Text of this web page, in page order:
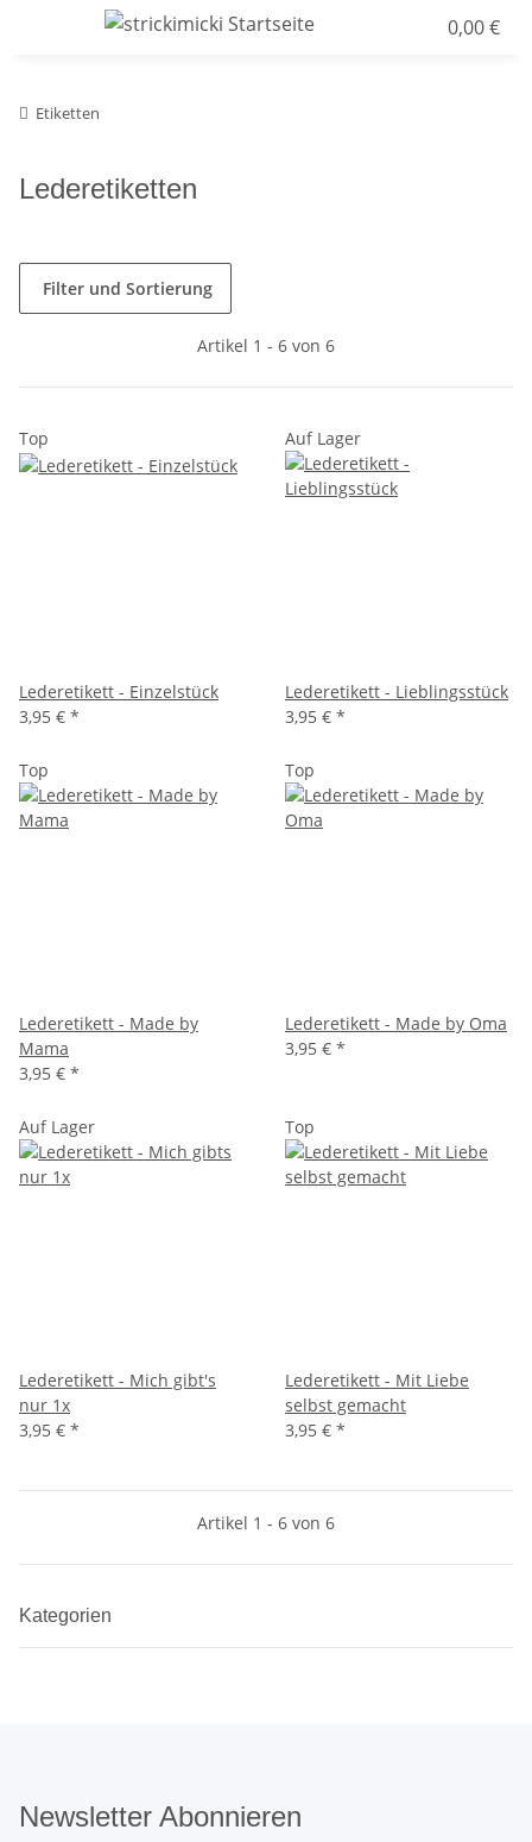
0,00 €
Etiketten
Lederetiketten
Filter und Sortierung
Artikel 1 - 6 von 6
Top
Lederetikett - Einzelstück
3,95 € *
Auf Lager
Lederetikett - Lieblingsstück
3,95 € *
Top
Lederetikett - Made by
Mama
3,95 € *
Top
Lederetikett - Made by Oma
3,95 € *
Auf Lager
Lederetikett - Mich gibt's
nur 1x
3,95 € *
Top
Lederetikett - Mit Liebe
selbst gemacht
3,95 € *
Artikel 1 - 6 von 6
Kategorien
Newsletter Abonnieren